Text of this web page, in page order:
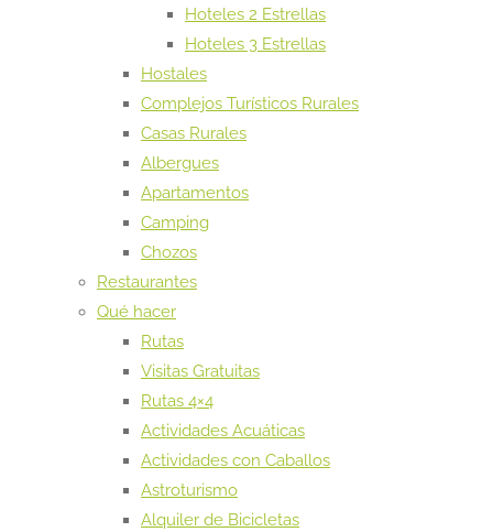
Hoteles 2 Estrellas
Hoteles 3 Estrellas
Hostales
Complejos Turísticos Rurales
Casas Rurales
Albergues
Apartamentos
Camping
Chozos
Restaurantes
Qué hacer
Rutas
Visitas Gratuitas
Rutas 4×4
Actividades Acuáticas
Actividades con Caballos
Astroturismo
Alquiler de Bicicletas